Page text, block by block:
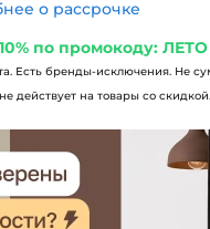
о рассрочке
по промокоду: ЛЕТО
Есть бренды-исключения. Не
действует на товары со скидкой.